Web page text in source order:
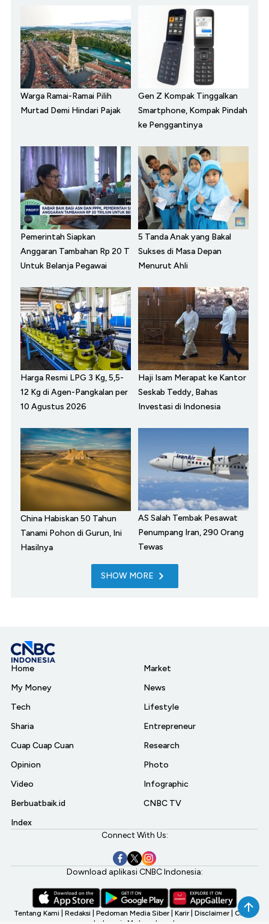
Warga Ramai-Ramai Pilih
Murtad Demi Hindari Pajak
Gen Z Kompak Tinggalkan
Smartphone, Kompak Pindah
ke Penggantinya
Pemerintah Siapkan
Anggaran Tambahan Rp 20 T
Untuk Belanja Pegawai
5 Tanda Anak yang Bakal
Sukses di Masa Depan
Menurut Ahli
Harga Resmi LPG 3 Kg, 5,5-
12 Kg di Agen-Pangkalan per
10 Agustus 2026
Haji Isam Merapat ke Kantor
Seskab Teddy, Bahas
Investasi di Indonesia
China Habiskan 50 Tahun
Tanami Pohon di Gurun, Ini
Hasilnya
AS Salah Tembak Pesawat
Penumpang Iran, 290 Orang
Tewas
SHOW MORE
Home
My Money
Tech
Sharia
Cuap Cuap Cuan
Opinion
Video
Berbuatbaik.id
Index
Market
News
Lifestyle
Entrepreneur
Research
Photo
Infographic
CNBC TV
Connect With Us:
Download aplikasi CNBC Indonesia:
Tentang Kami Redaksi Pedoman Media Siber Karir Disclaimer CNBC